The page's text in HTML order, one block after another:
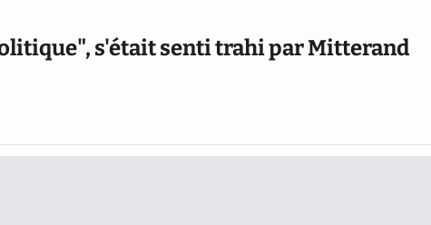
s'était senti trahi par Mitterand